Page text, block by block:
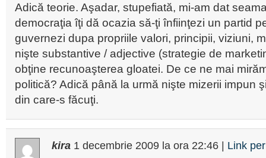
Adică teorie. Aşadar, stupefiată, mi-am dat
democraţia îţi dă ocazia să-ţi înfiinţezi un partid
guvernezi dupa propriile valori, principii, viziuni,
nişte substantive / adjective (strategie de
obţine recunoaşterea gloatei. De ce ne mai
politică? Adică până la urmă nişte mizerii impun
din care-s făcuţi.
kira 1 decembrie 2009 la ora 22:46 Link